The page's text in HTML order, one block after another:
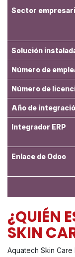
Sector
Solución
Número de
Número de
Año de
Integrador ERP
Enlace de Odoo
¿QUIÉN
SKIN
Aquatech Skin